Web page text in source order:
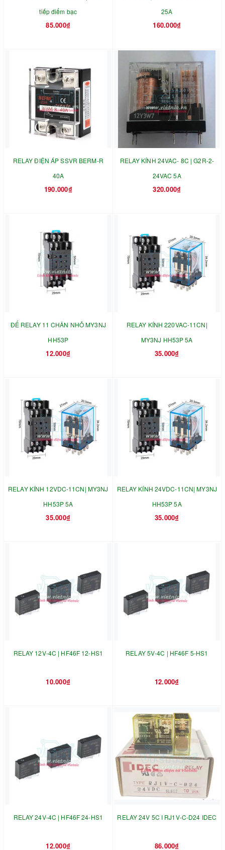
tiếp điểm bạc
85.000₫
25A
160.000₫
RELAY ĐIỆN ÁP SSVR BERM-R
40A
190.000₫
RELAY KÍNH 24VAC- 8C | G2R-2-
24VAC 5A
320.000₫
ĐẾ RELAY 11 CHÂN NHỎ MY3NJ
HH53P
12.000₫
RELAY KÍNH 220VAC-11CN|
MY3NJ HH53P 5A
35.000₫
RELAY KÍNH 12VDC-11CN| MY3NJ
HH53P 5A
35.000₫
RELAY KÍNH 24VDC-11CN| MY3NJ
HH53P 5A
35.000₫
RELAY 12V-4C | HF46F 12-HS1
10.000₫
RELAY 5V-4C | HF46F 5-HS1
12.000₫
RELAY 24V-4C | HF46F 24-HS1
12.000₫
RELAY 24V 5C I RJ1V-C-D24 IDEC
86.000₫